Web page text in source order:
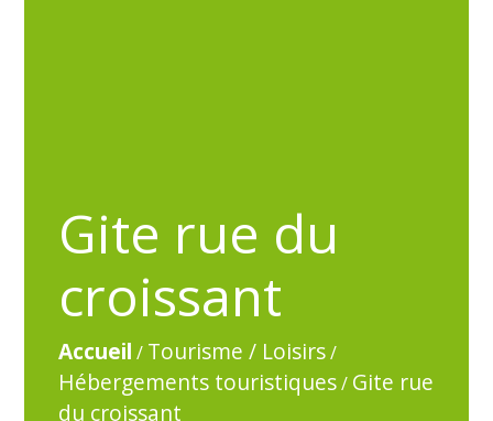
Gite rue du
croissant
Accueil / Tourisme / Loisirs/
Hébergements touristiques/ Gite rue
du croissant